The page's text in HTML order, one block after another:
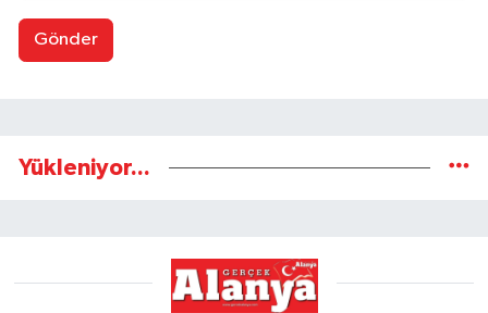
Gönder
Yükleniyor...